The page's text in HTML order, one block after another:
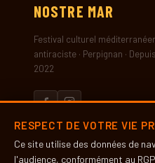
NOSTRE MAR
Festival culturel
antiraciste · Perpignan · Depuis
2022
Présentation
RESPECT DE VOTRE VIE
Ce site utilise des données de
l'audience, conformément au